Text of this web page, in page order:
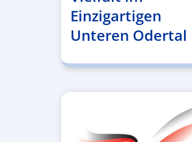
Einzigartigen
Unteren Odertal